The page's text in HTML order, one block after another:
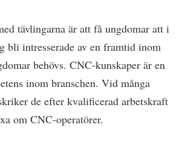
tävlingarna är att få ungdomar att i
bli intresserade av en framtid inom
behövs. CNC-kunskaper är en
inom branschen. Vid många
de efter kvalificerad arbetskraft
om CNC-operatörer.